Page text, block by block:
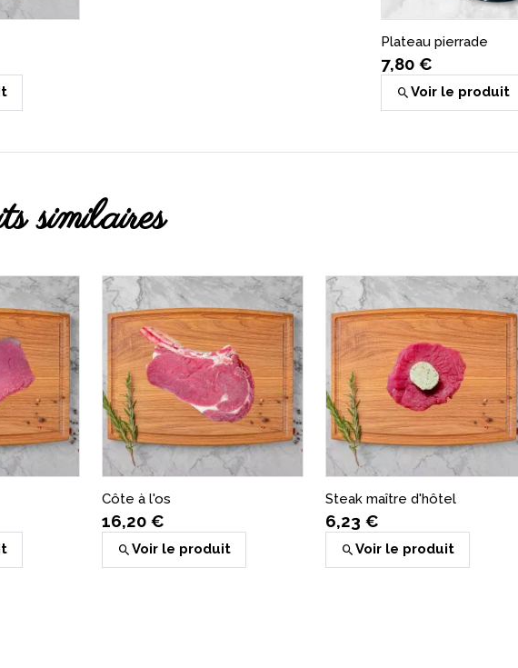
Plateau pierrade
7,80 €
Voir le produit
Lasagne
8,37 €
Ajouter au
similaires
Côte à l'os
16,20 €
Voir le produit
Steak maître d'hôtel
6,23 €
Voir le produit